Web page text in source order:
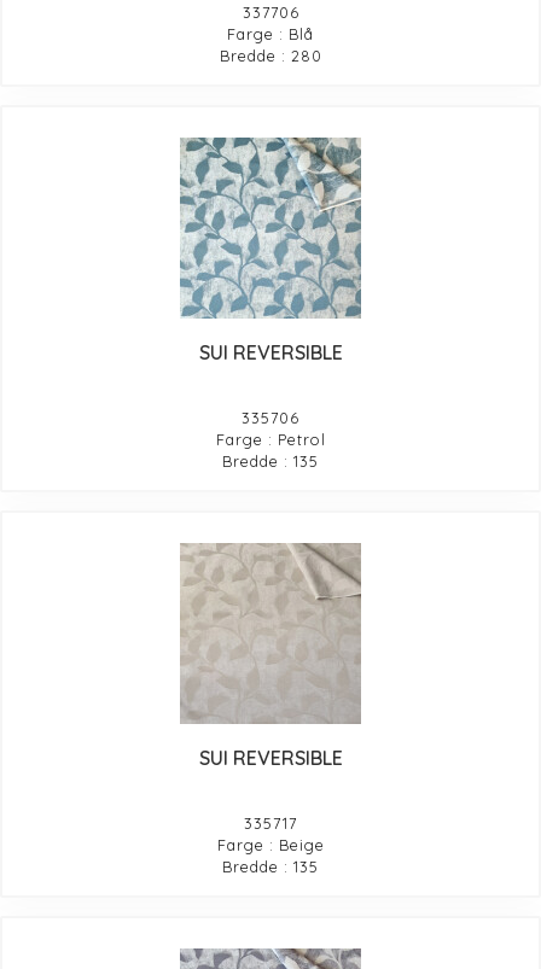
337706
Farge : Blå
Bredde : 280
SUI REVERSIBLE
335706
Farge : Petrol
Bredde : 135
SUI REVERSIBLE
335717
Farge : Beige
Bredde : 135